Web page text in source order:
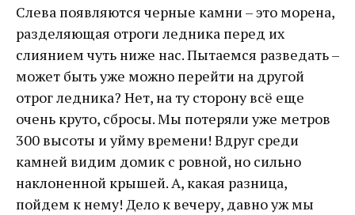
Слева появляются черные камни – это морена,
разделяющая отроги ледника перед их
слиянием чуть ниже нас. Пытаемся разведать –
может быть уже можно перейти на другой
отрог ледника? Нет, на ту сторону всё еще
очень круто, сбросы. Мы потеряли уже метров
300 высоты и уйму времени! Вдруг среди
камней видим домик с ровной, но сильно
наклоненной крышей. А, какая разница,
пойдем к нему! Дело к вечеру, давно уж мы